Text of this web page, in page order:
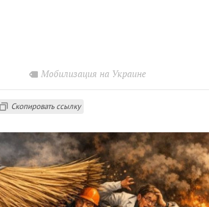
Мобилизация на Украине
Скопировать ссылку